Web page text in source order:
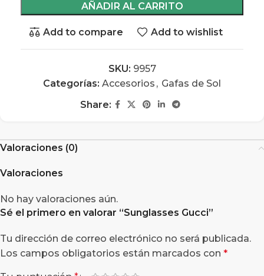
AÑADIR AL CARRITO
Add to compare Add to wishlist
SKU: 9957
Categorías: Accesorios , Gafas de Sol
Share:
Valoraciones (0)
Valoraciones
No hay valoraciones aún.
Sé el primero en valorar “Sunglasses Gucci”
Tu dirección de correo electrónico no será publicada.
Los campos obligatorios están marcados con *